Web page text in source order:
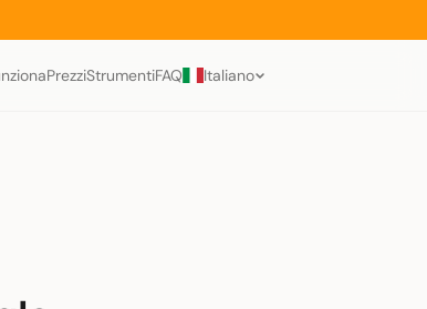
PrezziStrumentiFAQ Italiano